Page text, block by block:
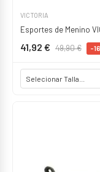
VICTORIA
Esportes de
41,92 € 49,90 € -